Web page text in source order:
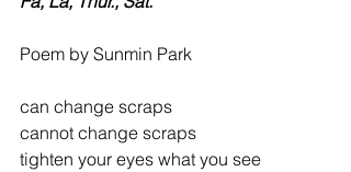
Poem by Sunmin Park
can change scraps
cannot change scraps
tighten your eyes what you see